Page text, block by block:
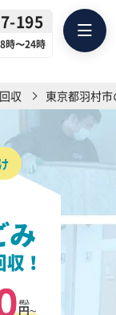
195
時〜24時
収 東京都羽村
み
！